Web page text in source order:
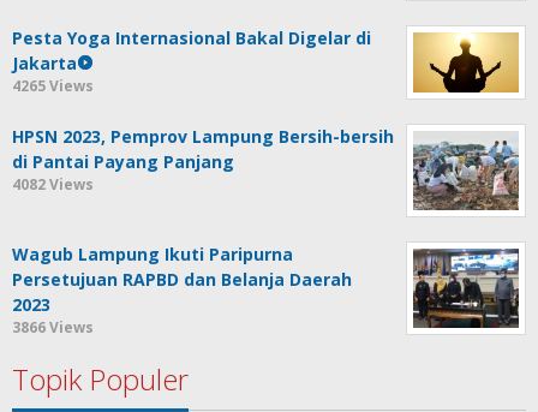
Pesta Yoga Internasional Bakal Digelar di
Jakarta
4265 Views
HPSN 2023, Pemprov Lampung Bersih-bersih
di Pantai Payang Panjang
4082 Views
Wagub Lampung Ikuti Paripurna
Persetujuan RAPBD dan Belanja Daerah
2023
3866 Views
Topik Populer